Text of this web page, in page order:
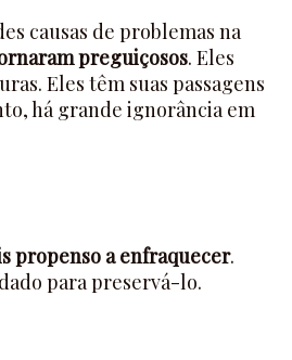
causas de problemas na
preguiçosos. Eles
Eles têm suas passagens
há grande ignorância em
propenso a enfraquecer.
para preservá-lo.